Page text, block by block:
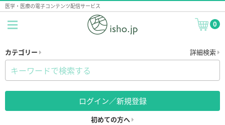
医学・医療の電子コンテンツ配信サービス
0
カテゴリー 詳細検索
ログイン／新規登録
初めての方へ